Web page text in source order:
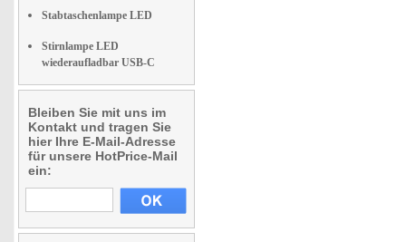
Stabtaschenlampe LED
Stirnlampe LED
wiederaufladbar USB-C
Bleiben Sie mit uns im
Kontakt und tragen Sie
hier Ihre E-Mail-Adresse
für unsere HotPrice-Mail
ein: